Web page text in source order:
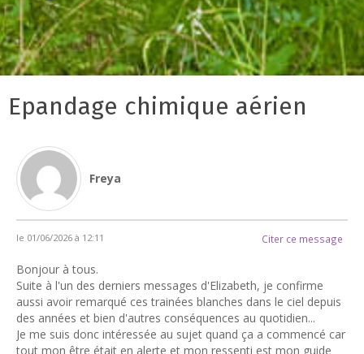
Epandage chimique aérien
Freya
le 01/06/2026 à 12:11 Citer ce message
Bonjour à tous.
Suite à l'un des derniers messages d'Elizabeth, je confirme
aussi avoir remarqué ces trainées blanches dans le ciel depuis
des années et bien d'autres conséquences au quotidien...
Je me suis donc intéressée au sujet quand ça a commencé car
tout mon être était en alerte et mon ressenti est mon guide